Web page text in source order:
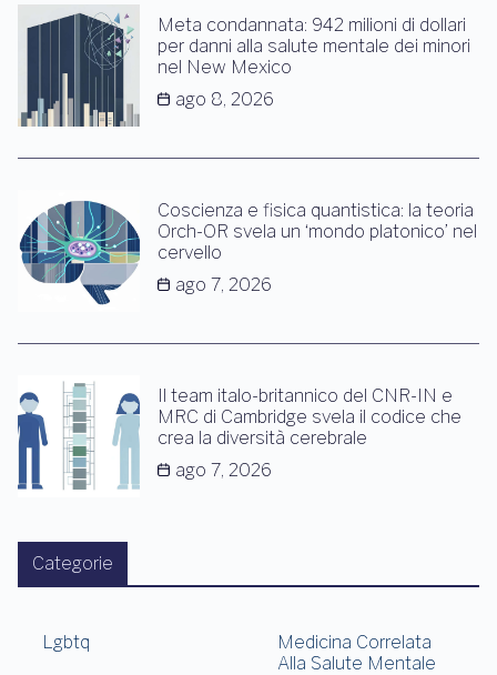
Meta condannata: 942 milioni di dollari
per danni alla salute mentale dei minori
nel New Mexico
ago 8, 2026
Coscienza e fisica quantistica: la teoria
Orch-OR svela un ‘mondo platonico’ nel
cervello
ago 7, 2026
Il team italo-britannico del CNR-IN e
MRC di Cambridge svela il codice che
crea la diversità cerebrale
ago 7, 2026
Categorie
Lgbtq
Medicina Correlata
Alla Salute Mentale